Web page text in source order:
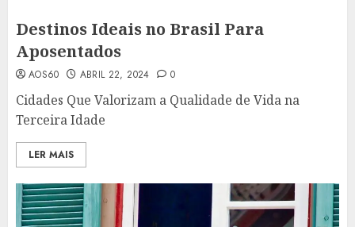
Destinos Ideais no Brasil Para
Aposentados
AOS60 ABRIL 22, 2024 0
Cidades Que Valorizam a Qualidade de Vida na
Terceira Idade
LER MAIS